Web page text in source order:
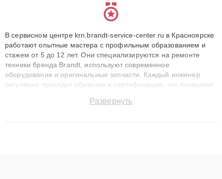
В сервисном центре krn.brandt-service-center.ru в Красноярске
работают опытные мастера с профильным образованием и
стажем от 5 до 12 лет. Они специализируются на ремонте
техники бренда Brandt, используют современное
оборудование и оригинальные запчасти. Каждый инженер
регулярно проходит обучение и сертификацию, что позволяет
технику с сохранением гарантии до 3 лет. Наши мастера
Развернуть